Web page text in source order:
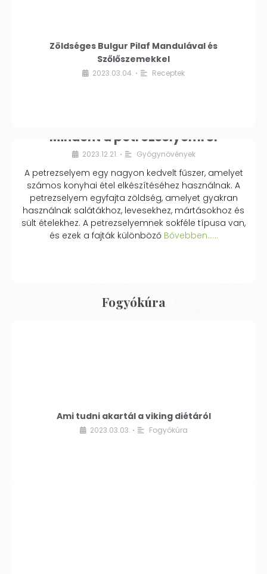
Zöldséges Bulgur Pilaf Mandulával és
Szőlőszemekkel
2023.03.04. • Receptek
Mindent a petrezselyemről
2023.12.21. • Gyógynövények
A petrezselyem egy nagyon kedvelt fűszer, amelyet
számos konyhai étel elkészítéséhez használnak. A
petrezselyem egyfajta zöldség, amelyet gyakran
használnak salátákhoz, levesekhez, mártásokhoz és
sült ételekhez. A petrezselyemnek sokféle típusa van,
és ezek a fajták különbözőBővebben...…
Fogyókúra
Ami tudni akartál a viking diétáról
2023.03.03. • Fogyókúra